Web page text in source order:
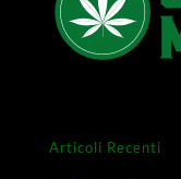
Articoli Recenti